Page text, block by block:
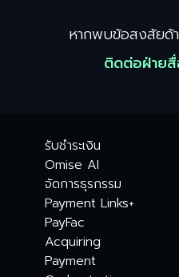
หากพบข้อสงสัยด้
ติดต่อฝ่าย
รับชำระเงิน
Omise AI
จัดการธุรกรรม
Payment Links+
PayFac
Acquiring
Payment